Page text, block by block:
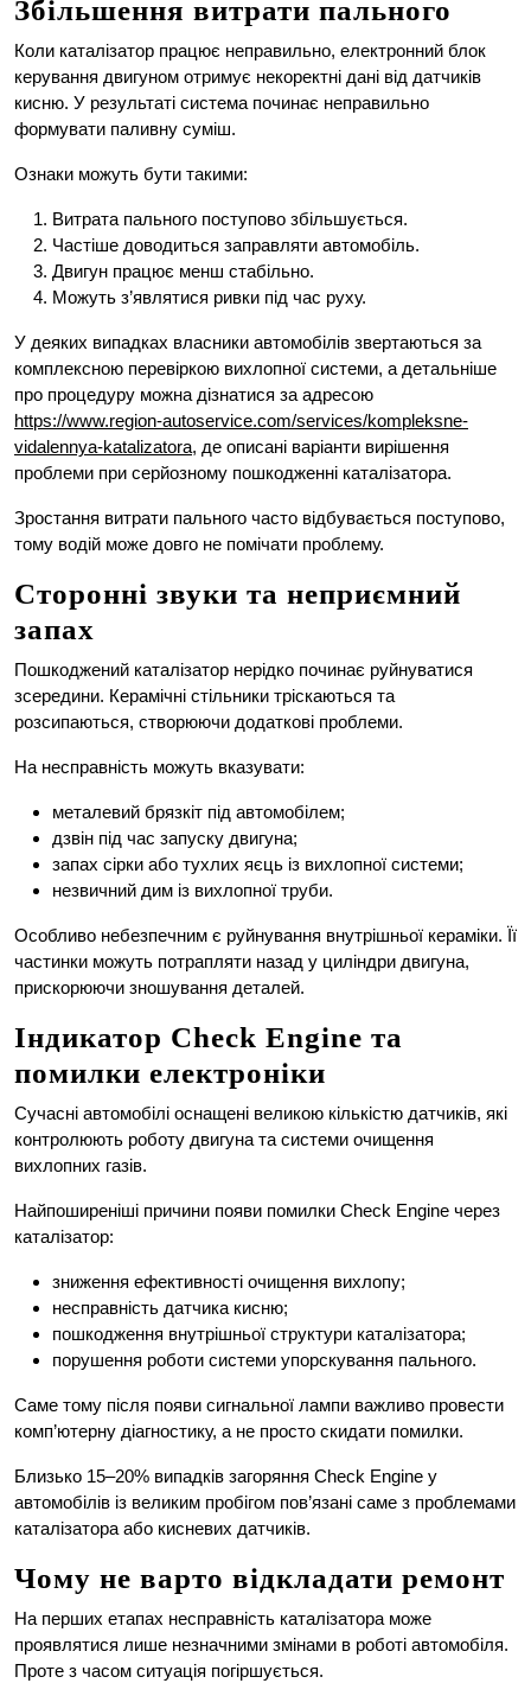
Збільшення витрати пального
Коли каталізатор працює неправильно, електронний блок
керування двигуном отримує некоректні дані від датчиків
кисню. У результаті система починає неправильно
формувати паливну суміш.
Ознаки можуть бути такими:
Витрата пального поступово збільшується.
Частіше доводиться заправляти автомобіль.
Двигун працює менш стабільно.
Можуть з’являтися ривки під час руху.
У деяких випадках власники автомобілів звертаються за
комплексною перевіркою вихлопної системи, а детальніше
про процедуру можна дізнатися за адресою
https://www.region-autoservice.com/services/kompleksne-
vidalennya-katalizatora, де описані варіанти вирішення
проблеми при серйозному пошкодженні каталізатора.
Зростання витрати пального часто відбувається поступово,
тому водій може довго не помічати проблему.
Сторонні звуки та неприємний
запах
Пошкоджений каталізатор нерідко починає руйнуватися
зсередини. Керамічні стільники тріскаються та
розсипаються, створюючи додаткові проблеми.
На несправність можуть вказувати:
металевий брязкіт під автомобілем;
дзвін під час запуску двигуна;
запах сірки або тухлих яєць із вихлопної системи;
незвичний дим із вихлопної труби.
Особливо небезпечним є руйнування внутрішньої кераміки. Її
частинки можуть потрапляти назад у циліндри двигуна,
прискорюючи зношування деталей.
Індикатор Check Engine та
помилки електроніки
Сучасні автомобілі оснащені великою кількістю датчиків, які
контролюють роботу двигуна та системи очищення
вихлопних газів.
Найпоширеніші причини появи помилки Check Engine через
каталізатор:
зниження ефективності очищення вихлопу;
несправність датчика кисню;
пошкодження внутрішньої структури каталізатора;
порушення роботи системи упорскування пального.
Саме тому після появи сигнальної лампи важливо провести
комп’ютерну діагностику, а не просто скидати помилки.
Близько 15–20% випадків загоряння Check Engine у
автомобілів із великим пробігом пов’язані саме з проблемами
каталізатора або кисневих датчиків.
Чому не варто відкладати ремонт
На перших етапах несправність каталізатора може
проявлятися лише незначними змінами в роботі автомобіля.
Проте з часом ситуація погіршується.